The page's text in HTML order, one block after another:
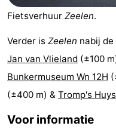
Hotels
Last
Zien
&
Bezienswaardigheden
Fietsverhuur Zeelen.
Verder is Zeelen nabij
Jan van Vlieland (±100
Bunkermuseum Wn 12H
(±400 m) & Tromp's Huys
Voor informatie